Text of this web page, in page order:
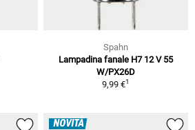
Spahn
Lampadina fanale H7 12 V 55
W/PX26D
9,99 €1
NOVITÀ